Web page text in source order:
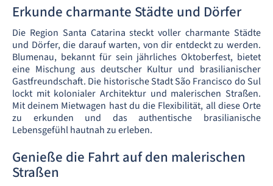
Erkunde charmante Städte und Dörfer
Die Region Santa Catarina steckt voller charmante Städte
und Dörfer, die darauf warten, von dir entdeckt zu werden.
Blumenau, bekannt für sein jährliches Oktoberfest, bietet
eine Mischung aus deutscher Kultur und brasilianischer
Gastfreundschaft. Die historische Stadt São Francisco do Sul
lockt mit kolonialer Architektur und malerischen Straßen.
Mit deinem Mietwagen hast du die Flexibilität, all diese Orte
zu erkunden und das authentische brasilianische
Lebensgefühl hautnah zu erleben.
Genieße die Fahrt auf den malerischen
Straßen